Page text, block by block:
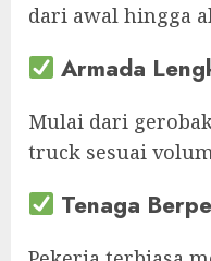
dari awal hingga
Armada
Mulai dari
truck sesuai
Tenaga